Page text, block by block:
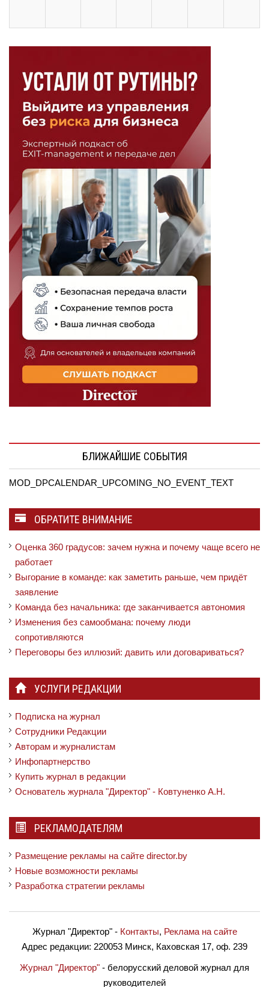
БЛИЖАЙШИЕ СОБЫТИЯ
MOD_DPCALENDAR_UPCOMING_NO_EVENT_TEXT
ОБРАТИТЕ ВНИМАНИЕ
Оценка 360 градусов: зачем нужна и почему чаще всего не
работает
Выгорание в команде: как заметить раньше, чем придёт
заявление
Команда без начальника: где заканчивается автономия
Изменения без самообмана: почему люди
сопротивляются
Переговоры без иллюзий: давить или договариваться?
УСЛУГИ РЕДАКЦИИ
Подписка на журнал
Сотрудники Редакции
Авторам и журналистам
Инфопартнерство
Купить журнал в редакции
Основатель журнала "Директор" - Ковтуненко А.Н.
РЕКЛАМОДАТЕЛЯМ
Размещение рекламы на сайте director.by
Новые возможности рекламы
Разработка стратегии рекламы
Журнал "Директор"- Контакты, Реклама на сайте
Адрес редакции: 220053 Минск, Каховская 17, оф. 239
Журнал "Директор" - белорусский деловой журнал для
руководителей